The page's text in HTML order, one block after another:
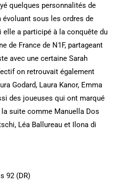
quelques personnalités de
évoluant sous les ordres de
elle a participé à la conquête du
de France de N1F, partageant
avec une certaine Sarah
on retrouvait également
Godard, Laura Kanor, Emma
des joueuses qui ont marqué
la suite comme Manuella Dos
Léa Ballureau et Ilona di
92 (DR)